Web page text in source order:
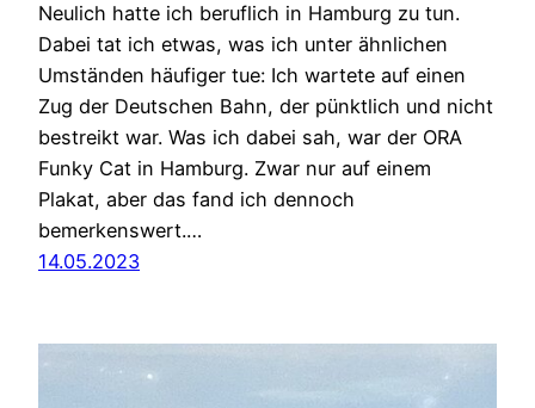
Neulich hatte ich beruflich in Hamburg zu tun.
Dabei tat ich etwas, was ich unter ähnlichen
Umständen häufiger tue: Ich wartete auf einen
Zug der Deutschen Bahn, der pünktlich und nicht
bestreikt war. Was ich dabei sah, war der ORA
Funky Cat in Hamburg. Zwar nur auf einem
Plakat, aber das fand ich dennoch
bemerkenswert.…
14.05.2023